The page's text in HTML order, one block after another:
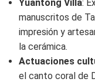
Yuantong Villa:
manuscritos de
impresión y
la cerámica.
Actuaciones
el canto coral de